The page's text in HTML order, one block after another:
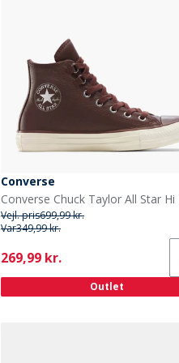
Converse
Vejl. pris699,99 kr.
Var349,99 kr.
Current
269,99 kr.
Outlet